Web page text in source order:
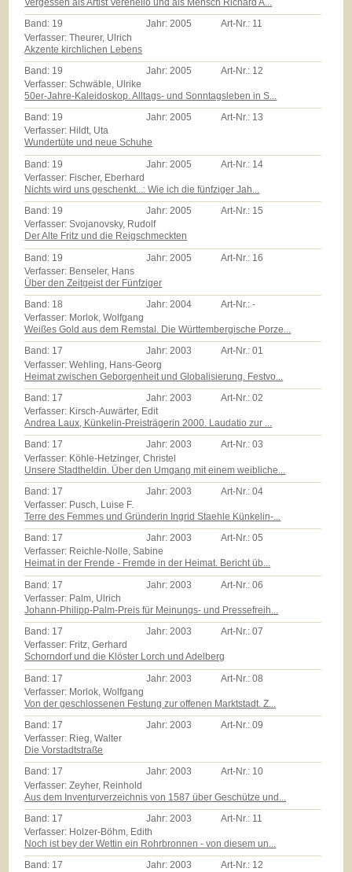
Vergessen als Artist Verenello und als Mensch Richard A...
Band: 19 Jahr:2005 Art-Nr.: 11
Verfasser: Theurer, Ulrich
Akzente kirchlichen Lebens
Band: 19 Jahr:2005 Art-Nr.: 12
Verfasser: Schwäble, Ulrike
50er-Jahre-Kaleidoskop. Alltags- und Sonntagsleben in S...
Band: 19 Jahr:2005 Art-Nr.: 13
Verfasser: Hildt, Uta
Wundertüte und neue Schuhe
Band: 19 Jahr: 2005 Art-Nr.: 14
Verfasser: Fischer, Eberhard
Nichts wird uns geschenkt...: Wie ich die fünfziger Jah...
Band: 19 Jahr:2005 Art-Nr.: 15
Verfasser: Svojanovsky, Rudolf
Der Alte Fritz und die Reigschmeckten
Band: 19 Jahr: 2005 Art-Nr.: 16
Verfasser: Benseler, Hans
Über den Zeitgeist der Fünfziger
Band: 18 Jahr:2004 Art-Nr.:-
Verfasser: Morlok, Wolfgang
Weißes Gold aus dem Remstal. Die Württembergische Porze...
Band: 17 Jahr:2003 Art-Nr.:01
Verfasser: Wehling, Hans-Georg
Heimat zwischen Geborgenheit und Globalisierung. Festvo...
Band: 17 Jahr:2003 Art-Nr.:02
Verfasser: Kirsch-Auwärter, Edit
Andrea Laux, Künkelin-Preisträgerin 2000. Laudatio zur ...
Band: 17 Jahr:2003 Art-Nr.:03
Verfasser: Köhle-Hetzinger, Christel
Unsere Stadtheldin. Über den Umgang mit einem weibliche...
Band: 17 Jahr: 2003 Art-Nr.:04
Verfasser: Pusch, Luise F.
Terre des Femmes und Gründerin Ingrid Staehle Künkelin-...
Band: 17 Jahr:2003 Art-Nr.:05
Verfasser: Reichle-Nolle, Sabine
Heimat in der Frende - Fremde in der Heimat. Bericht üb...
Band: 17 Jahr: 2003 Art-Nr.:06
Verfasser: Palm, Ulrich
Johann-Philipp-Palm-Preis für Meinungs- und Pressefreih...
Band: 17 Jahr:2003 Art-Nr.:07
Verfasser: Fritz, Gerhard
Schorndorf und die Klöster Lorch und Adelberg
Band: 17 Jahr: 2003 Art-Nr.:08
Verfasser: Morlok, Wolfgang
Von der geschlossenen Festung zur offenen Marktstadt. Z...
Band: 17 Jahr:2003 Art-Nr.:09
Verfasser: Rieg, Walter
Die Vorstadtstraße
Band: 17 Jahr:2003 Art-Nr.: 10
Verfasser: Zeyher, Reinhold
Aus dem Inventurverzeichnis von 1587 über Geschütze und...
Band: 17 Jahr:2003 Art-Nr.: 11
Verfasser: Holzer-Böhm, Edith
Noch ist bey der Wettin ein Rohrbronnen - von diesem un...
Band: 17 Jahr:2003 Art-Nr.: 12